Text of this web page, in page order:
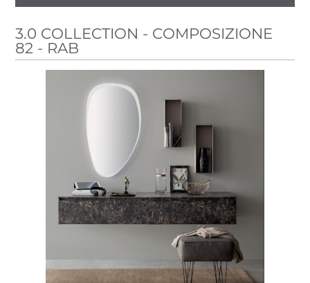
3.0 COLLECTION - COMPOSIZIONE
82 - RAB